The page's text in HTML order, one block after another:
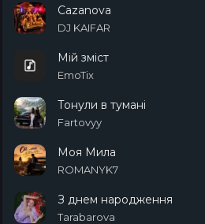
Cazanova
DJ KAIFAR
Мій зміст
EmoTix
Тонули в тумані
Fartovyy
Моя Мила
ROMANYK7
З днем народження
Tarabarova